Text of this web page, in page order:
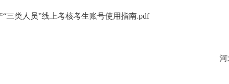
三类人员”线上考核考生账号使用指南.pdf
河